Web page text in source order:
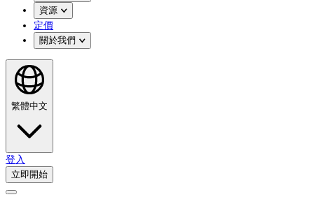
資源
定價
關於我們
繁體中文
登入
立即開始